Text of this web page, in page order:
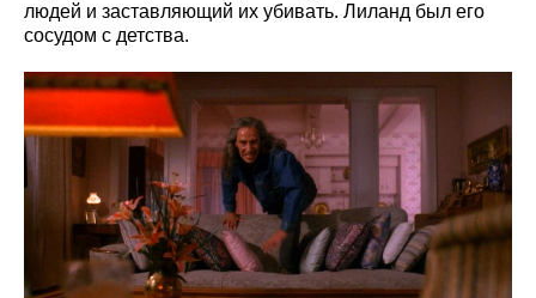
людей и заставляющий их убивать. Лиланд был его
сосудом с детства.